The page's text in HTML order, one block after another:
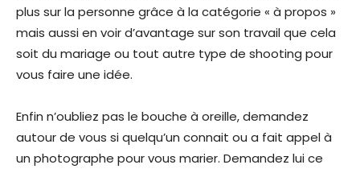
plus sur la personne grâce à la catégorie « à propos »
mais aussi en voir d’avantage sur son travail que cela
soit du mariage ou tout autre type de shooting pour
vous faire une idée.
Enfin n’oubliez pas le bouche à oreille, demandez
autour de vous si quelqu’un connait ou a fait appel à
un photographe pour vous marier. Demandez lui ce